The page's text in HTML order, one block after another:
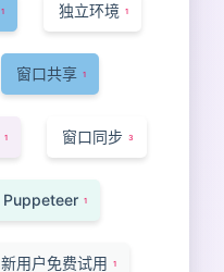
1 独立环境 1
窗口共享 1
1 窗口同步 3
Puppeteer 1
新用户免费试用 1